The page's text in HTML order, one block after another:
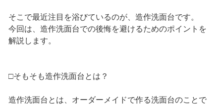
そこで最近注目を浴びているのが、造作洗面台です。
今回は、造作洗面台での後悔を避けるためのポイントを
解説します。
□そもそも造作洗面台とは？
造作洗面台とは、オーダーメイドで作る洗面台のことで